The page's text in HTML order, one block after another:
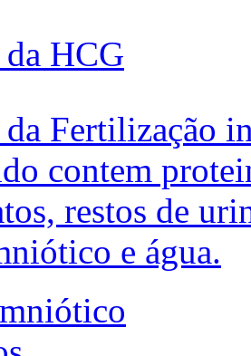
da HCG
da Fertilização